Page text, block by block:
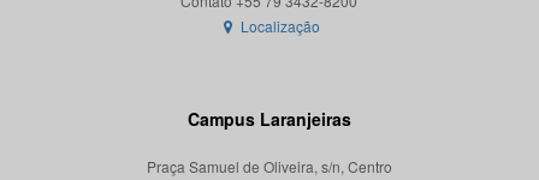
Localização
Campus Laranjeiras
Praça Samuel de Oliveira, s/n, Centro